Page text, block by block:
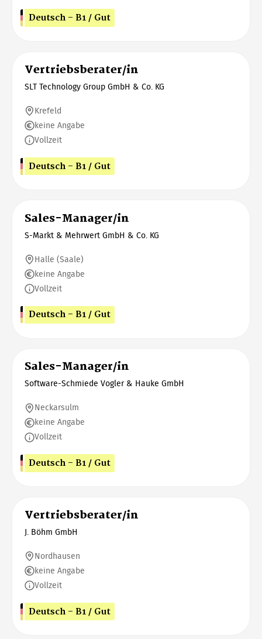
Deutsch - B1 / Gut
Vertriebsberater/in
SLT Technology Group GmbH & Co. KG
Krefeld
keine Angabe
Vollzeit
Deutsch - B1 / Gut
Sales-Manager/in
S-Markt & Mehrwert GmbH & Co. KG
Halle (Saale)
keine Angabe
Vollzeit
Deutsch - B1 / Gut
Sales-Manager/in
Software-Schmiede Vogler & Hauke GmbH
Neckarsulm
keine Angabe
Vollzeit
Deutsch - B1 / Gut
Vertriebsberater/in
J. Böhm GmbH
Nordhausen
keine Angabe
Vollzeit
Deutsch - B1 / Gut